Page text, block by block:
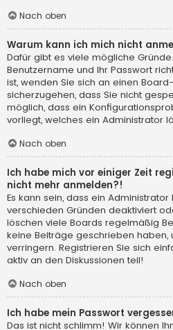
Nach oben
Warum kann ich mich nicht
Dafür gibt es viele mögliche
Benutzername und Ihr Passwort
ist, wenden Sie sich an einen
sicherzugehen, dass Sie nicht
möglich, dass ein
vorliegt, welches ein Administrator
Nach oben
Ich habe mich vor einiger Zeit
nicht mehr anmelden?!
Es kann sein, dass ein
verschieden Gründen deaktiviert
löschen viele Boards regelmäßig
keine Beiträge geschrieben
verringern. Registrieren Sie sich
aktiv an den Diskussionen teil!
Nach oben
Ich habe mein Passwort
Das ist nicht schlimm! Wir können